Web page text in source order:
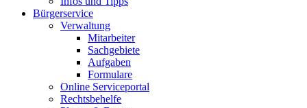
Bürgerservice
Verwaltung
Mitarbeiter
Sachgebiete
Aufgaben
Formulare
Online Serviceportal
Rechtsbehelfe